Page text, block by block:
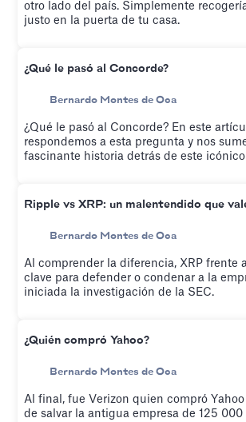
otro lado del país. Simplemente
justo en la puerta de tu casa.
¿Qué le pasó al Concorde?
Bernardo Montes de Oca
¿Qué le pasó al Concorde? En este
respondemos a esta pregunta y nos
fascinante historia detrás de este
Ripple vs XRP: un malentendido que
Bernardo Montes de Oca
Al comprender la diferencia, XRP frente
clave para defender o condenar a la
iniciada la investigación de la SEC.
¿Quién compró Yahoo?
Bernardo Montes de Oca
Al final, fue Verizon quien compró
de salvar la antigua empresa de 125